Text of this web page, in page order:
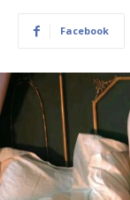
Facebook